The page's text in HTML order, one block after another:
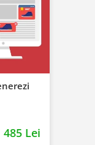
485 Lei